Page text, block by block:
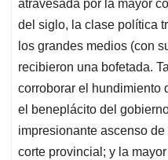
atravesada por la mayor
del siglo, la clase política
los grandes medios (con
recibieron una bofetada.
corroborar el hundimiento
el beneplácito del
impresionante ascenso
corte provincial; y la